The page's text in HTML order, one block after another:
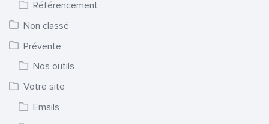
Référencement
Non classé
Prévente
Nos outils
Votre site
Emails